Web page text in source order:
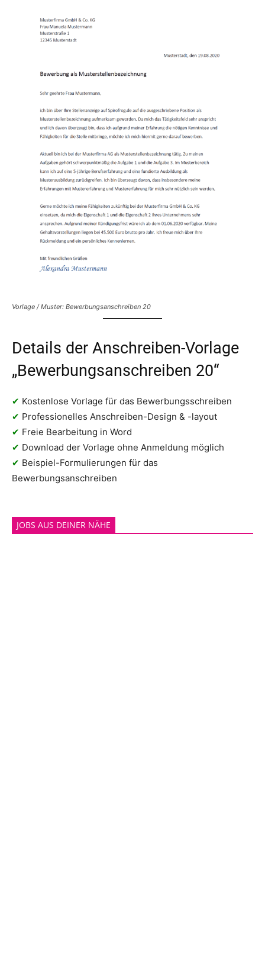
Vorlage / Muster: Bewerbungsanschreiben 20
Details der Anschreiben-Vorlage
„Bewerbungsanschreiben 20“
✔ Kostenlose Vorlage für das Bewerbungsschreiben
✔ Professionelles Anschreiben-Design & -layout
✔ Freie Bearbeitung in Word
✔ Download der Vorlage ohne Anmeldung möglich
✔ Beispiel-Formulierungen für das
Bewerbungsanschreiben
JOBS AUS DEINER NÄHE